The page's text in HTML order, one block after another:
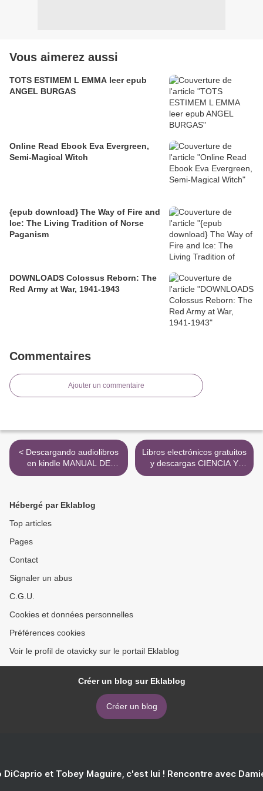
Vous aimerez aussi
TOTS ESTIMEM L EMMA leer epub
ANGEL BURGAS
Online Read Ebook Eva Evergreen,
Semi-Magical Witch
{epub download} The Way of Fire and
Ice: The Living Tradition of Norse
Paganism
DOWNLOADS Colossus Reborn: The
Red Army at War, 1941-1943
Commentaires
Ajouter un commentaire
< Descargando audiolibros
en kindle MANUAL DE
TECNICA ECOGRAFICA de
Libros electrónicos gratuitos
y descargas CIENCIA Y
DESARROLLO DE LA
Hébergé par Eklablog
Top articles
Pages
Contact
Signaler un abus
C.G.U.
Cookies et données personnelles
Préférences cookies
Voir le profil de otavicky sur le portail Eklablog
Créer un blog sur Eklablog
Créer un blog
DiCaprio et Tobey Maguire, c'est lui ! Rencontre avec